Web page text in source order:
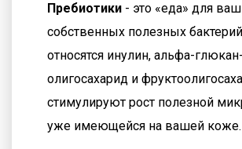
Пребиотики - это «еда» для
собственных полезных
относятся инулин, альфа-глюкан-
олигосахарид и
стимулируют рост полезной
уже имеющейся на вашей коже.